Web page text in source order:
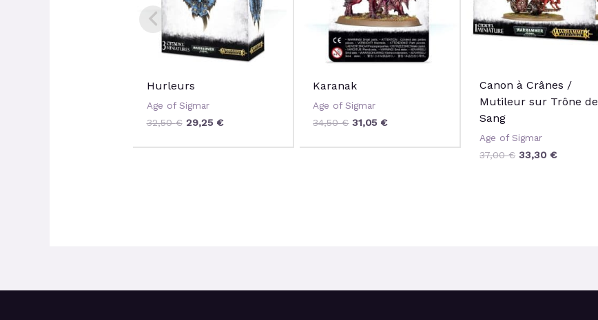
Hurleurs
Age of Sigmar
32,50€ 29,25 €
Karanak
Age of Sigmar
34,50€ 31,05 €
Canon à Crânes /
Mutileur sur Trône de
Sang
Age of Sigmar
37,00€ 33,30 €